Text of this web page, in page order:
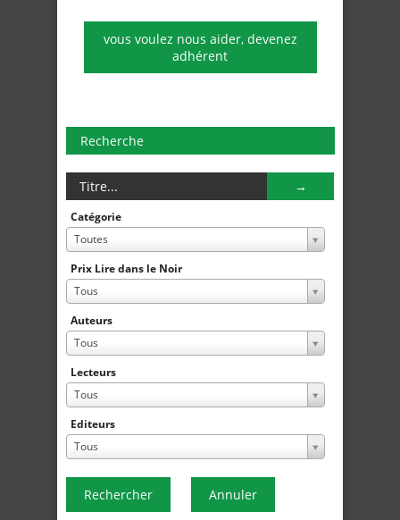
vous voulez nous aider, devenez
adhérent
Recherche
Catégorie
Toutes
Prix Lire dans le Noir
Tous
Auteurs
Tous
Lecteurs
Tous
Editeurs
Tous
Rechercher Annuler